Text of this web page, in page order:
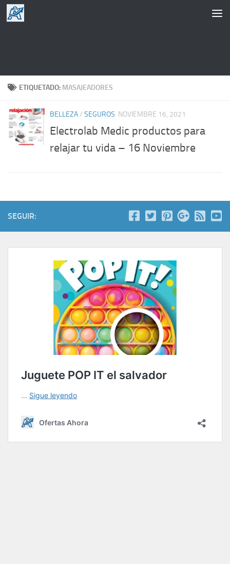
Saltar al contenido
ETIQUETADO: MASAJEADORES
BELLEZA/ SEGUROS NOVIEMBRE 16, 2021
Electrolab Medic productos para
relajar tu vida – 16 Noviembre
SEGUIR: